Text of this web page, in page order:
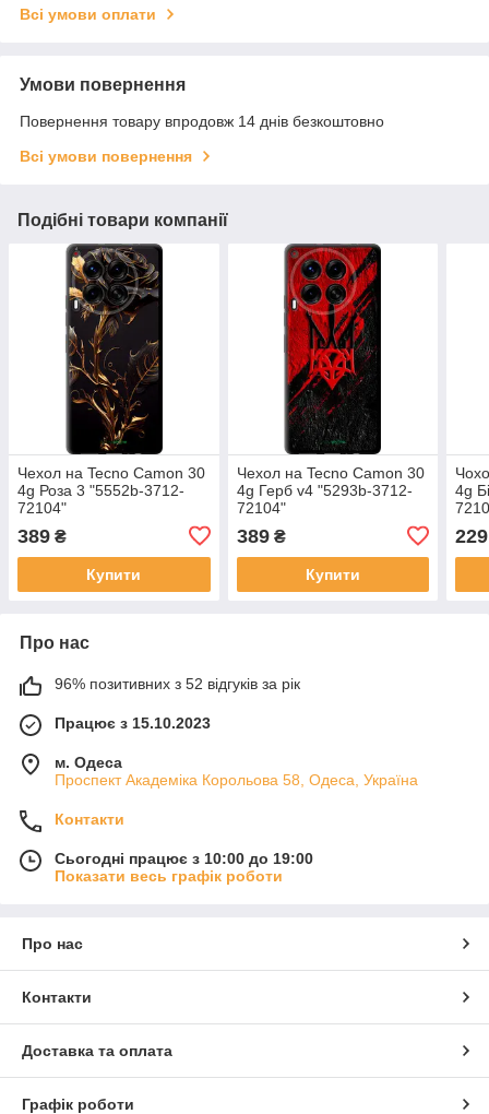
Всі умови оплати
Умови повернення
Повернення товару впродовж 14 днів безкоштовно
Всі умови повернення
Подібні товари компанії
Чехол на Tecno Camon 30
4g Роза 3 "5552b-3712-
72104"
389 ₴
Купити
Чехол на Tecno Camon 30
4g Герб v4 "5293b-3712-
72104"
389₴
Купити
4g
229
Про нас
96% позитивних з 52 відгуків за рік
Працює з 15.10.2023
м. Одеса
Проспект Академіка Корольова 58, Одеса, Україна
Контакти
Сьогодні працює з 10:00 до 19:00
Показати весь графік роботи
Про нас
Контакти
Доставка та оплата
Графік роботи